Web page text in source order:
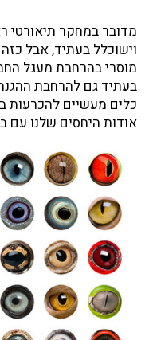
מדובר במחקר תיאורטי
וישוכלל בעתיד, אבל
מוסרי בהרחבת מעגל
בעתיד גם להרחבת
כלים מעשיים להכרעות ב
אודות היחסים שלנו עם